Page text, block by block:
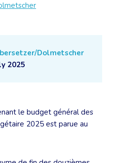
Dolmetscher
2025
le budget général des
2025 est parue au